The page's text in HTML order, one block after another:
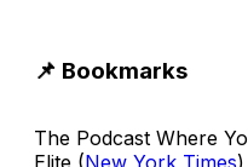
📌 Bookmarks
The Podcast Where